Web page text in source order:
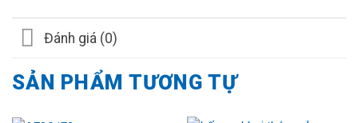
Đánh giá (0)
SẢN PHẨM TƯƠNG TỰ